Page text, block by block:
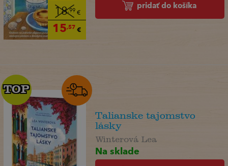
18,99 €
15,57 €
pridať do košíka
TOP
TOP
Talianske tajomstvo
lásky
Winterová Lea
Na sklade